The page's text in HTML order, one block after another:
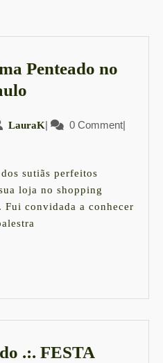
Penteado no
Nelma
no
Iguatemi
São
LauraKLauraK
| 0 Comment|
sutiãs perfeitos
loja no shopping
Fui convidada a conhecer
.:. FESTA